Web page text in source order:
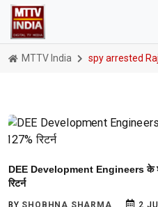
MTTV India spy arrested
DEE Development Engineers के
रिटर्न
BY SHOBHNA SHARMA 2